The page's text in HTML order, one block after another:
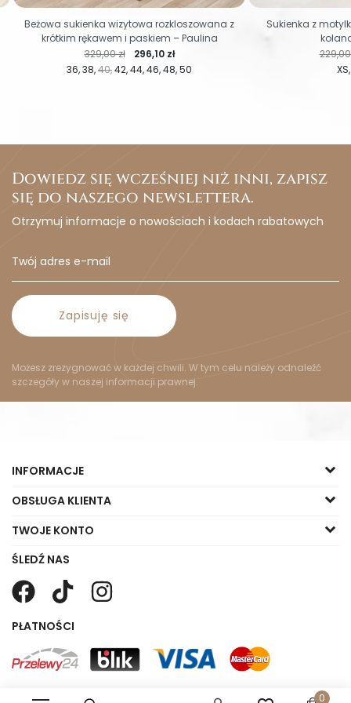
36 38 40 42 44 46 48 50
Cena regularna
329,00 zł Cena
296,10 zł
Beżowa sukienka wizytowa rozkloszowana z
krótkim rękawem i paskiem – Paulina
XS
Cena
229,00
Sukienka z
Dowiedz się wcześniej niż inni, zapisz
się do naszego newslettera.
Otrzymuj informacje o nowościach i kodach rabatowych
Zapisuję się
Możesz zrezygnować w każdej chwili. W tym celu należy odnaleźć
szczegóły w naszej informacji prawnej.
INFORMACJE
OBSŁUGA KLIENTA
TWOJE KONTO
ŚLEDŹ NAS
PŁATNOŚCI
0